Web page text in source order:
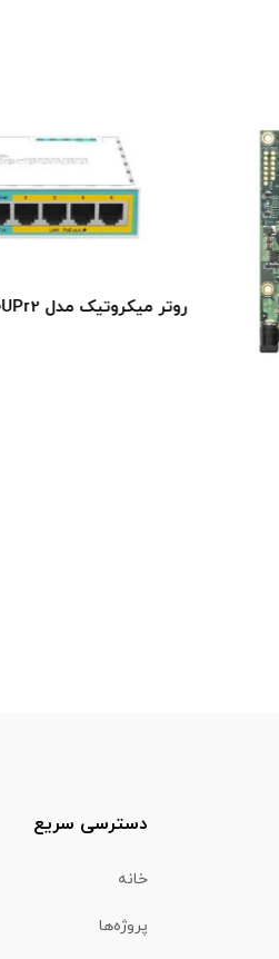
روتر میکروتیک مدل RB750UPr2
دسترسی سریع
خانه
پروژه‌ها